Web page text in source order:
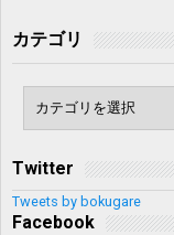
カテゴリ
Twitter
Tweets by bokugare
Facebook